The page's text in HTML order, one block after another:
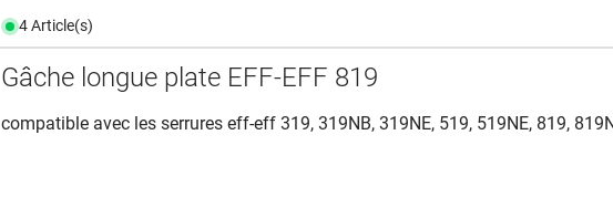
4 Article(s)
Gâche longue plate EFF-EFF 819
compatible avec les serrures eff-eff 319, 319NB, 319NE, 519, 519NE, 819,